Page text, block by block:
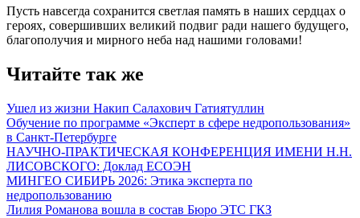
Пусть навсегда сохранится светлая память в наших сердцах о
героях, совершивших великий подвиг ради нашего будущего,
благополучия и мирного неба над нашими головами!
Читайте так же
Ушел из жизни Накип Салахович Гатиятуллин
Обучение по программе «Эксперт в сфере недропользования»
в Санкт-Петербурге
НАУЧНО-ПРАКТИЧЕСКАЯ КОНФЕРЕНЦИЯ ИМЕНИ Н.Н.
ЛИСОВСКОГО: Доклад ЕСОЭН
МИНГЕО СИБИРЬ 2026: Этика эксперта по
недропользованию
Лилия Романова вошла в состав Бюро ЭТС ГКЗ